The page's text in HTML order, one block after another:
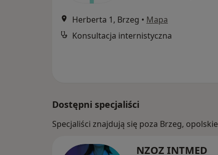
Herberta 1, Brzeg • Mapa
Konsultacja internistyczna
Dostępni specjaliści
Specjaliści znajdują się poza Brzeg,
NZOZ INTMED